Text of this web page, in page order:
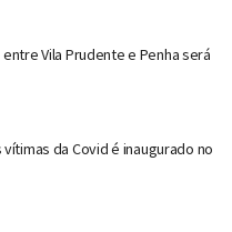
Vila Prudente e Penha será
da Covid é inaugurado no